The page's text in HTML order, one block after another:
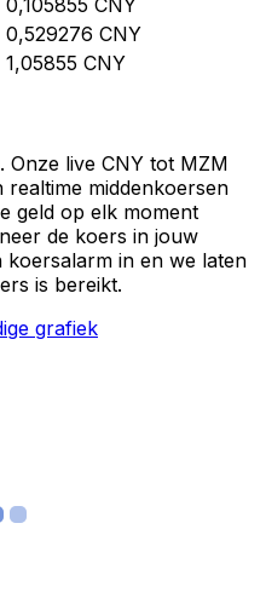
0,529276 CNY
1,05855 CNY
Onze live CNY tot MZM
realtime middenkoersen
geld op elk moment
de koers in jouw
in en we laten
is bereikt.
grafiek